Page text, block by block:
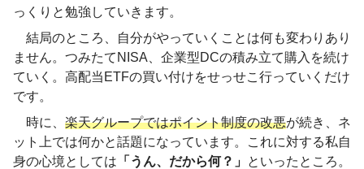
っくりと勉強していきます。
結局のところ、自分がやっていくことは何も変わりあり
ません。つみたてNISA、企業型DCの積み立て購入を続け
ていく。高配当ETFの買い付けをせっせこ行っていくだけ
です。
時に、 楽天グループではポイント制度の改悪が続き、ネ
ット上では何かと話題になっています。これに対する私自
身の心境としては 「うん、だから何？」 といったところ。